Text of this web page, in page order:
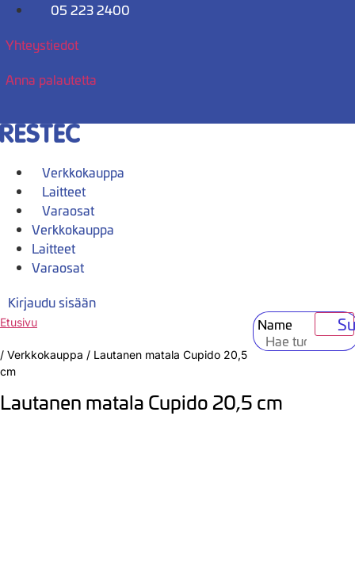
Mene
05 223 2400
Yhteystiedot
Anna palautetta
Verkkokauppa
Laitteet
Varaosat
Verkkokauppa
Laitteet
Varaosat
Kirjaudu sisään
Name
Etusivu
/ Verkkokauppa / Lautanen matala Cupido 20,5
cm
Lautanen matala Cupido 20,5 cm